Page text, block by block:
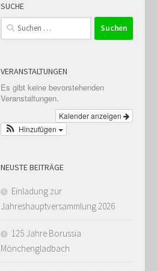
SUCHE
Suchen
nach:
VERANSTALTUNGEN
Es gibt keine bevorstehenden
Veranstaltungen.
Kalender anzeigen
Hinzufügen
NEUSTE BEITRÄGE
Einladung zur
Jahreshauptversammlung 2026
125 Jahre Borussia
Mönchengladbach